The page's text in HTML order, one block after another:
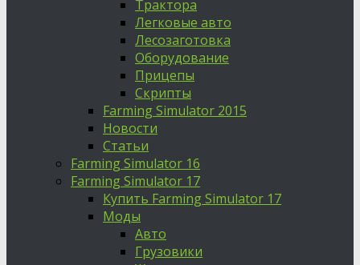
Трактора
Легковые авто
Лесозаготовка
Оборудование
Прицепы
Скрипты
Farming Simulator 2015
Новости
Статьи
Farming Simulator 16
Farming Simulator 17
Купить Farming Simulator 17
Моды
Авто
Грузовики